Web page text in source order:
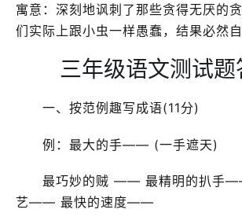
寓意：深刻地讽刺了那些贪得无厌的
们实际上跟小虫一样愚蠢，结果必然自
三年级语文测试题
一、按范例趣写成语(11分)
例：最大的手—— (一手遮天)
最巧妙的贼 —— 最精明的扒手
艺—— 最快的速度——